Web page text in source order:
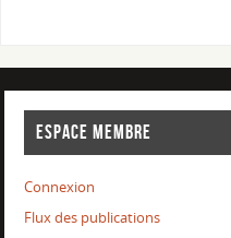
ESPACE MEMBRE
Connexion
Flux des publications